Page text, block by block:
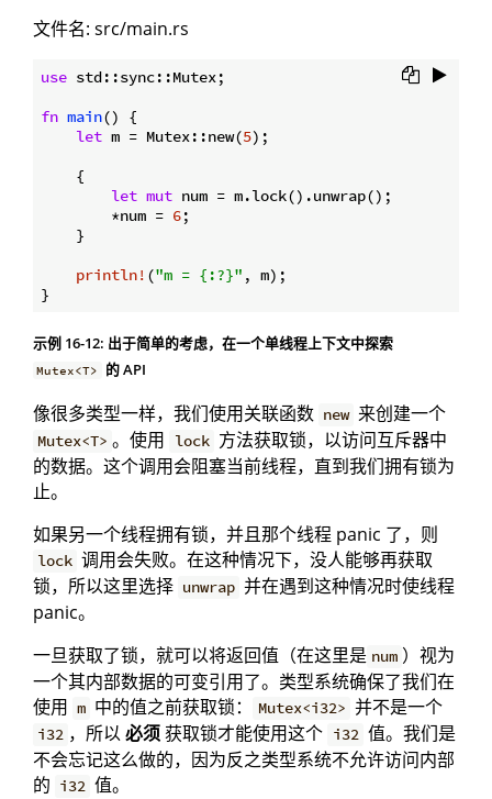
文件名: src/main.rs
use std::sync::Mutex;
fn main() {
let m = Mutex::new(5);
    {
let mut num = m.lock().unwrap();
        *num =
6;
    }
println! ("m = {:?}" , m);
示例 16-12: 出于简单的考虑，在一个单线程上下文中探索
Mutex<T> 的 API
像很多类型一样，我们使用关联函数 new 来创建一个
Mutex<T> 。使用 lock 方法获取锁，以访问互斥器中
的数据。这个调用会阻塞当前线程，直到我们拥有锁为
止。
如果另一个线程拥有锁，并且那个线程 panic 了，则
lock 调用会失败。在这种情况下，没人能够再获取
锁，所以这里选择 unwrap 并在遇到这种情况时使线程
panic。
一旦获取了锁，就可以将返回值（在这里是 num ）视为
一个其内部数据的可变引用了。类型系统确保了我们在
使用 m 中的值之前获取锁： Mutex<i32> 并不是一个
i32 ，所以必须获取锁才能使用这个 i32 值。我们是
不会忘记这么做的，因为反之类型系统不允许访问内部
的 i32 值。